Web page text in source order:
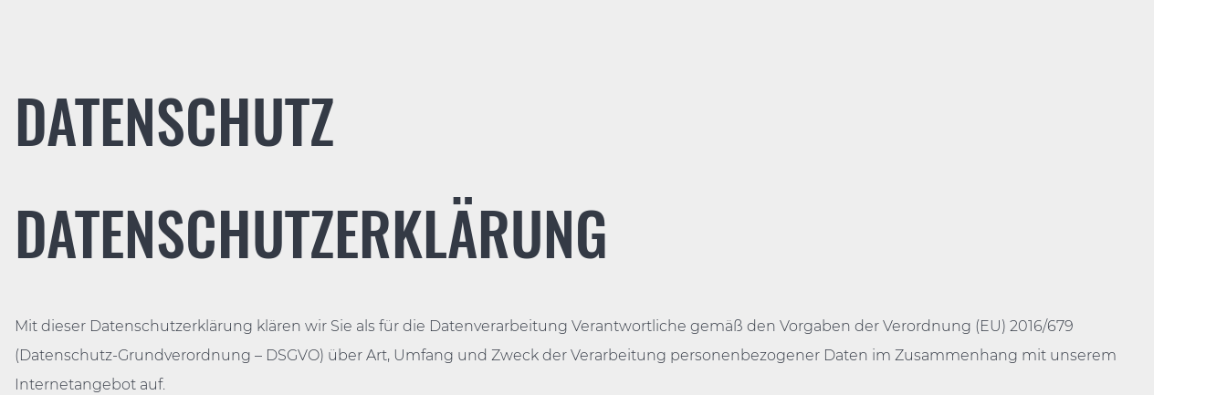
DATENSCHUTZ
DATENSCHUTZERKLÄRUNG
Mit dieser Datenschutzerklärung klären wir Sie als für die Datenverarbeitung Verantwortliche gemäß den Vorgaben der Verordnung (EU) 2016/679
(Datenschutz-Grundverordnung – DSGVO) über Art, Umfang und Zweck der Verarbeitung personenbezogener Daten im Zusammenhang mit unserem
Internetangebot auf.